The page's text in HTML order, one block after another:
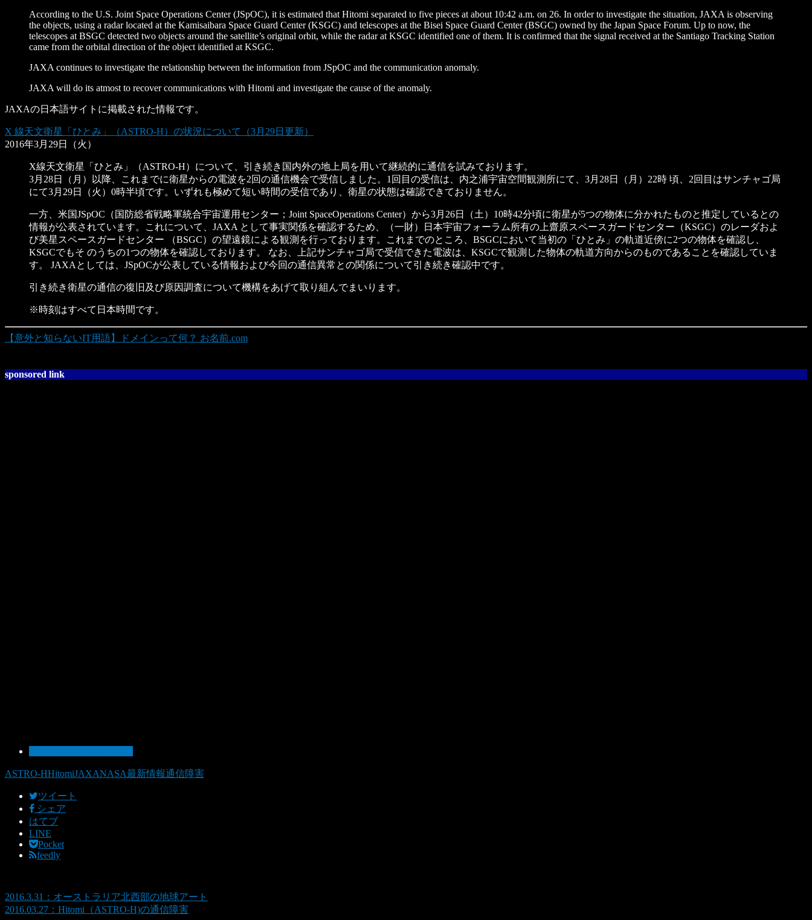
According to the U.S. Joint Space Operations Center (JSpOC), it is estimated that Hitomi separated to five pieces at about 10:42 a.m. on 26. In order to investigate the situation, JAXA is observing
the objects, using a radar located at the Kamisaibara Space Guard Center (KSGC) and telescopes at the Bisei Space Guard Center (BSGC) owned by the Japan Space Forum. Up to now, the
telescopes at BSGC detected two objects around the satellite’s original orbit, while the radar at KSGC identified one of them. It is confirmed that the signal received at the Santiago Tracking Station
came from the orbital direction of the object identified at KSGC.
JAXA continues to investigate the relationship between the information from JSpOC and the communication anomaly.
JAXA will do its atmost to recover communications with Hitomi and investigate the cause of the anomaly.
JAXAの日本語サイトに掲載された情報です。
X 線天文衛星「ひとみ」（ASTRO-H）の状況について（3月29日更新）
2016年3月29日（火）
X線天文衛星「ひとみ」（ASTRO-H）について、引き続き国内外の地上局を用いて継続的に通信を試みております。
3月28日（月）以降、これまでに衛星からの電波を2回の通信機会で受信しました。1回目の受信は、内之浦宇宙空間観測所にて、3月28日（月）22時 頃、2回目はサンチャゴ局
にて3月29日（火）0時半頃です。いずれも極めて短い時間の受信であり、衛星の状態は確認できておりません。
一方、米国JSpOC（国防総省戦略軍統合宇宙運用センター；Joint SpaceOperations Center）から3月26日（土）10時42分頃に衛星が5つの物体に分かれたものと推定しているとの
情報が公表されています。これについて、JAXA として事実関係を確認するため、（一財）日本宇宙フォーラム所有の上齋原スペースガードセンター（KSGC）のレーダおよ
び美星スペースガードセンター （BSGC）の望遠鏡による観測を行っております。これまでのところ、BSGCにおいて当初の「ひとみ」の軌道近傍に2つの物体を確認し、
KSGCでもそ のうちの1つの物体を確認しております。 なお、上記サンチャゴ局で受信できた電波は、KSGCで観測した物体の軌道方向からのものであることを確認していま
す。 JAXAとしては、JSpOCが公表している情報および今回の通信異常との関係について引き続き確認中です。
引き続き衛星の通信の復旧及び原因調査について機構をあげて取り組んでまいります。
※時刻はすべて日本時間です。
【意外と知らないIT用語】ドメインって何？ お名前.com
sponsored link
ASTRO-HHitomiJAXANASA最新情報通信障害
ツイート
シェア
はてブ
LINE
Pocket
feedly
2016.3.31：オーストラリア北西部の地球アート
2016.03.27：Hitomi（ASTRO-H)の通信障害